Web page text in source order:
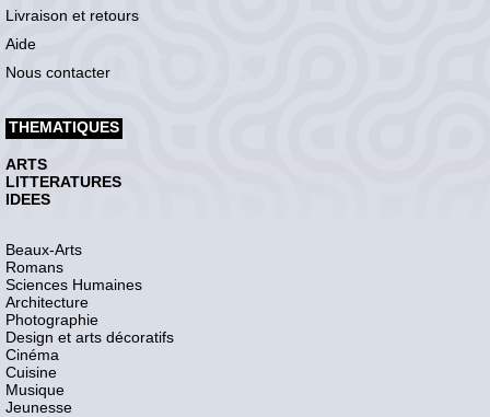
Livraison et retours
Aide
Nous contacter
THEMATIQUES
ARTS
LITTERATURES
IDEES
Beaux-Arts
Romans
Sciences Humaines
Architecture
Photographie
Design et arts décoratifs
Cinéma
Cuisine
Musique
Jeunesse